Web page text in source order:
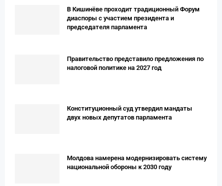
В Кишинёве проходит традиционный Форум
диаспоры с участием президента и
председателя парламента
Правительство представило предложения по
налоговой политике на 2027 год
Конституционный суд утвердил мандаты
двух новых депутатов парламента
Молдова намерена модернизировать систему
национальной обороны к 2030 году